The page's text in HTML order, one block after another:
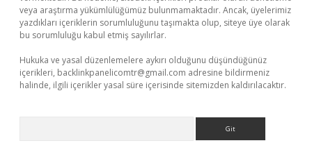
veya araştırma yükümlülüğümüz bulunmamaktadır. Ancak, üyelerimiz
yazdıkları içeriklerin sorumluluğunu taşımakta olup, siteye üye olarak
bu sorumluluğu kabul etmiş sayılırlar.
Hukuka ve yasal düzenlemelere aykırı olduğunu düşündüğünüz
içerikleri, backlinkpanelicomtr@gmail.com adresine bildirmeniz
halinde, ilgili içerikler yasal süre içerisinde sitemizden kaldırılacaktır.